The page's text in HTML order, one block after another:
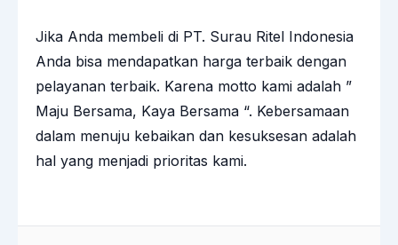
Jika Anda membeli di PT. Surau Ritel Indonesia
Anda bisa mendapatkan harga terbaik dengan
pelayanan terbaik. Karena motto kami adalah ”
Maju Bersama, Kaya Bersama “. Kebersamaan
dalam menuju kebaikan dan kesuksesan adalah
hal yang menjadi prioritas kami.